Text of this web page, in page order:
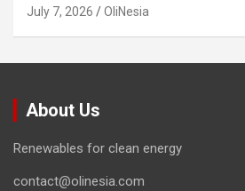
July 7, 2026 OliNesia
About Us
Renewables for clean energy
contact@olinesia.com